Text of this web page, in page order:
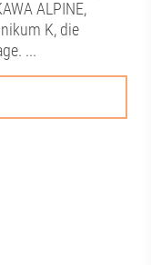
ALPINE,
K, die
...